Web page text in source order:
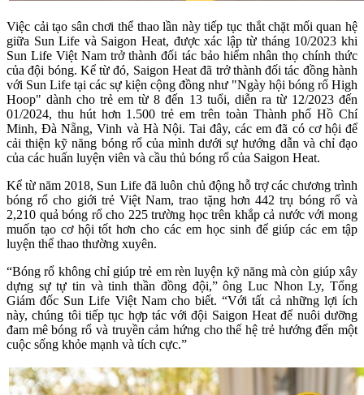
Việc cải tạo sân chơi thể thao lần này tiếp tục thắt chặt mối quan hệ
giữa Sun Life và Saigon Heat, được xác lập từ tháng 10/2023 khi
Sun Life Việt Nam trở thành đối tác bảo hiểm nhân thọ chính thức
của đội bóng. Kể từ đó, Saigon Heat đã trở thành đối tác đồng hành
với Sun Life tại các sự kiện cộng đồng như "Ngày hội bóng rổ High
Hoop" dành cho trẻ em từ 8 đến 13 tuổi, diễn ra từ 12/2023 đến
01/2024, thu hút hơn 1.500 trẻ em trên toàn Thành phố Hồ Chí
Minh, Đà Nẵng, Vinh và Hà Nội. Tai đây, các em đã có cơ hội để
cải thiện kỹ năng bóng rổ của mình dưới sự hướng dẫn và chỉ đạo
của các huấn luyện viên và cầu thủ bóng rổ của Saigon Heat.
Kể từ năm 2018, Sun Life đã luôn chủ động hỗ trợ các chương trình
bóng rổ cho giới trẻ Việt Nam, trao tặng hơn 442 trụ bóng rổ và
2,210 quả bóng rổ cho 225 trường học trên khắp cả nước với mong
muốn tạo cơ hội tốt hơn cho các em học sinh để giúp các em tập
luyện thể thao thường xuyên.
“Bóng rổ không chỉ giúp trẻ em rèn luyện kỹ năng mà còn giúp xây
dựng sự tự tin và tinh thần đồng đội,” ông Luc Nhon Ly, Tổng
Giám đốc Sun Life Việt Nam cho biết. “Với tất cả những lợi ích
này, chúng tôi tiếp tục hợp tác với đội Saigon Heat để nuôi dưỡng
đam mê bóng rổ và truyền cảm hứng cho thế hệ trẻ hướng đến một
cuộc sống khỏe mạnh và tích cực.”